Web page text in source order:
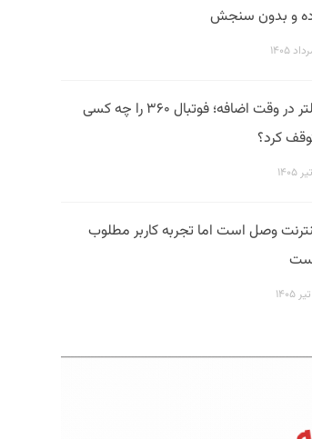
و بدون سنجش
فیلتر در وقت اضافه؛ فوتبال ۳۶۰ را چه کسی
کرد؟
وصل است اما تجربه کاربر مطلوب